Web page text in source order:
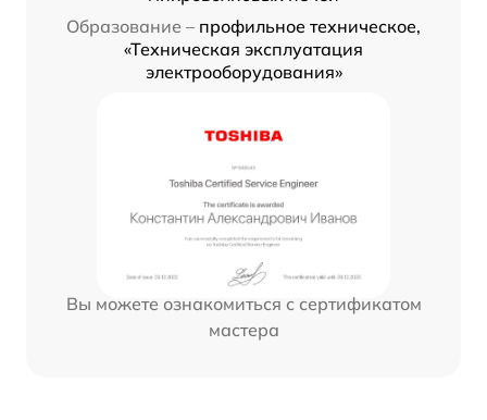
Образование – профильное техническое,
«Техническая эксплуатация
электрооборудования»
Вы можете ознакомиться с сертификатом
мастера